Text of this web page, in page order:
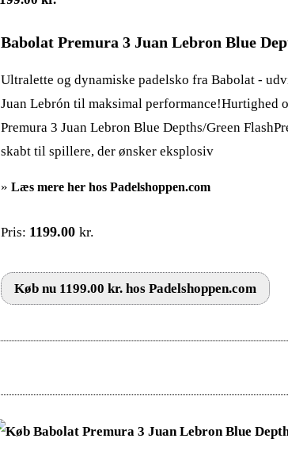
Babolat Premura 3 Juan Lebron Blue
Ultralette og dynamiske padelsko fra Babolat -
Juan Lebrón til maksimal performance!Hurtighed
Premura 3 Juan Lebron Blue Depths/Green
skabt til spillere, der ønsker eksplosiv
» Læs mere her hos Padelshoppen.com
Pris: 1199.00 kr.
Køb nu 1199.00 kr. hos Padelshoppen.com